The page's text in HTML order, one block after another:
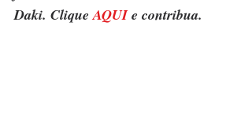
Daki. Clique AQUI e contribua.